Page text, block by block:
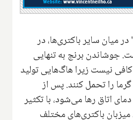
میان سایر باکتری‌ها، در
جوشاندن برنج به تنهایی
نیست زیرا هاگ‌هایی تولید
را تحمل کنند. پس از
اتاق رها می‌شود، با تکثیر
باکتری‌های مختلف